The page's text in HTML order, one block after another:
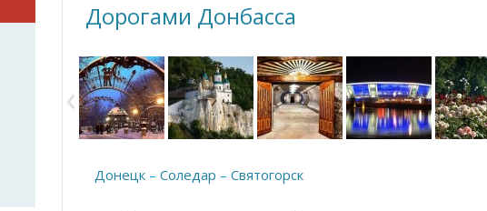
Дорогами Донбасса
Донецк – Соледар – Святогорск